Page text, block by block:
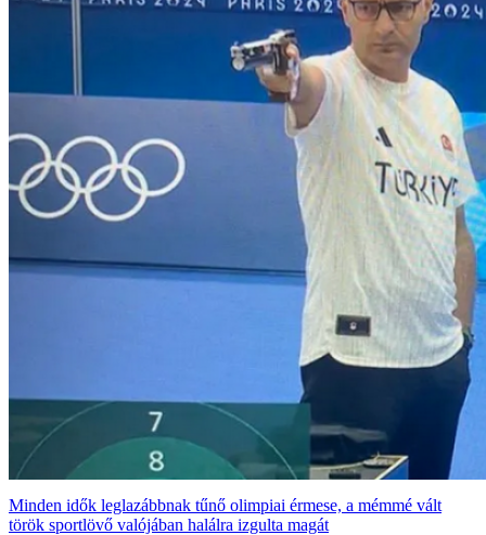
Minden idők leglazábbnak tűnő olimpiai érmese, a mémmé vált
török sportlövő valójában halálra izgulta magát